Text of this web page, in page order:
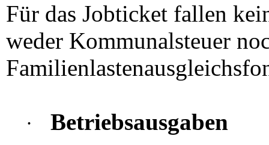
Für das Jobticket fallen
weder Kommunalsteuer
·
Betriebsausgaben